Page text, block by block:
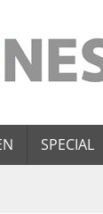
SPECIAL